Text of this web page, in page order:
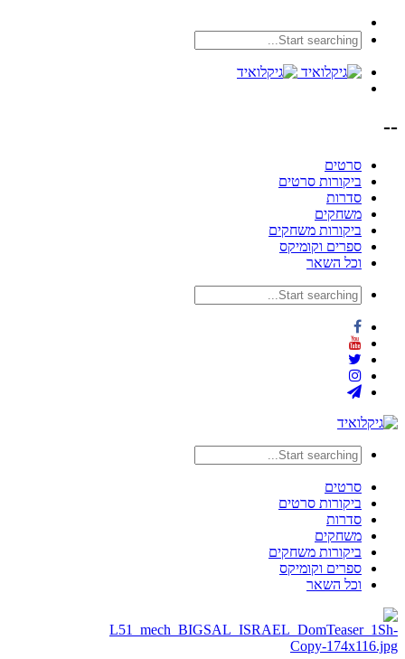
--
סרטים
ביקורות סרטים
סדרות
משחקים
ביקורות משחקים
ספרים וקומיקס
וכל השאר
סרטים
ביקורות סרטים
סדרות
משחקים
ביקורות משחקים
ספרים וקומיקס
וכל השאר